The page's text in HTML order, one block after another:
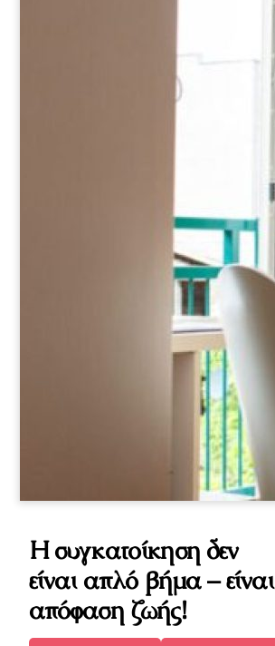
Η συγκατοίκηση δεν
είναι απλό βήμα – είναι
απόφαση ζωής!